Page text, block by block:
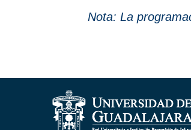
Nota: La